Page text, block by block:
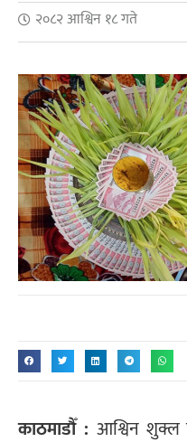
२०८२ आश्विन १८ गते
काठमाडौँ : आश्विन शुक्ल